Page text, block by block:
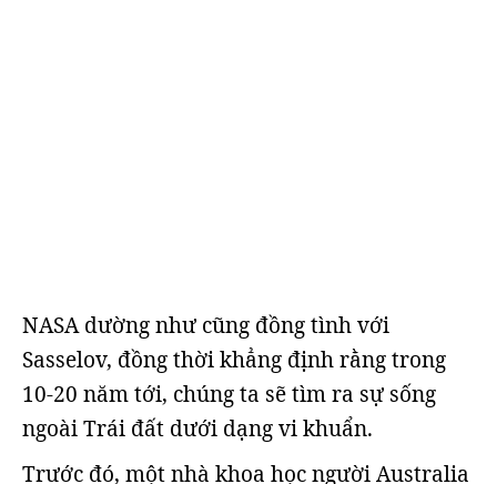
NASA dường như cũng đồng tình với
Sasselov, đồng thời khẳng định rằng trong
10-20 năm tới, chúng ta sẽ tìm ra sự sống
ngoài Trái đất dưới dạng vi khuẩn.
Trước đó, một nhà khoa học người Australia